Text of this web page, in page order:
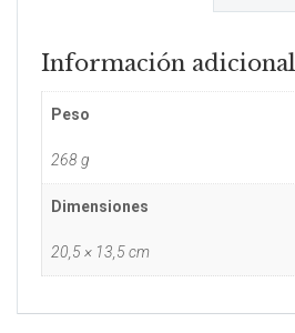
Información adicional
Peso
268 g
Dimensiones
20,5 × 13,5 cm